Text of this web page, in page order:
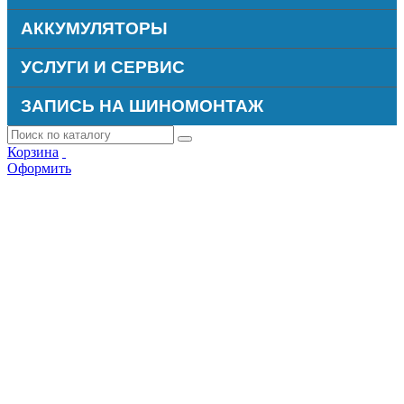
АККУМУЛЯТОРЫ
УСЛУГИ И СЕРВИС
ЗАПИСЬ НА ШИНОМОНТАЖ
Корзина
Оформить